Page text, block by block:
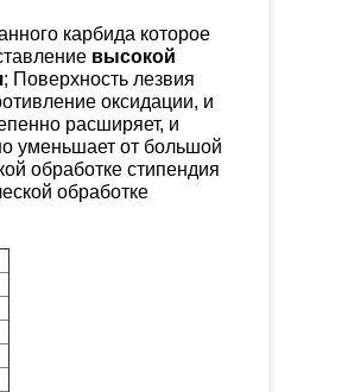
карбида которое
высокой
; Поверхность лезвия
оксидации, и
расширяет, и
уменьшает от большой
обработке стипендия
обработке